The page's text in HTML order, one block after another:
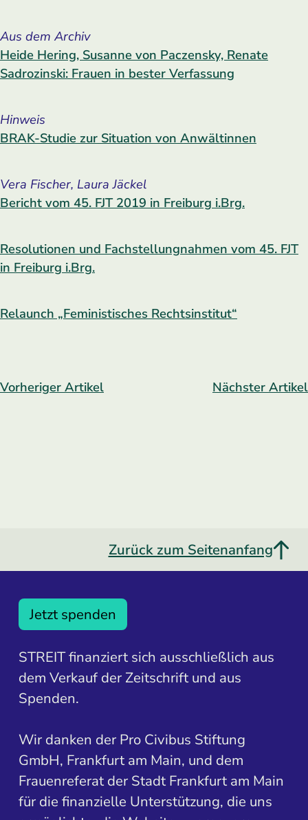
Aus dem Archiv
Heide Hering, Susanne von Paczensky, Renate
Sadrozinski: Frauen in bester Verfassung
Hinweis
BRAK-Studie zur Situation von Anwältinnen
Vera Fischer, Laura Jäckel
Bericht vom 45. FJT 2019 in Freiburg i.Brg.
Resolutionen und Fachstellungnahmen vom 45. FJT
in Freiburg i.Brg.
Relaunch „Feministisches Rechtsinstitut“
Vorheriger Artikel Nächster Artikel
Zurück zum Seitenanfang
Jetzt spenden
STREIT finanziert sich ausschließlich aus
dem Verkauf der Zeitschrift und aus
Spenden.
Wir danken der Pro Civibus Stiftung
GmbH, Frankfurt am Main, und dem
Frauenreferat der Stadt Frankfurt am Main
für die finanzielle Unterstützung, die uns